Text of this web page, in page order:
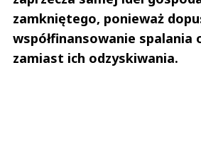
zamkniętego, ponieważ
współfinansowanie spalania
zamiast ich odzyskiwania.